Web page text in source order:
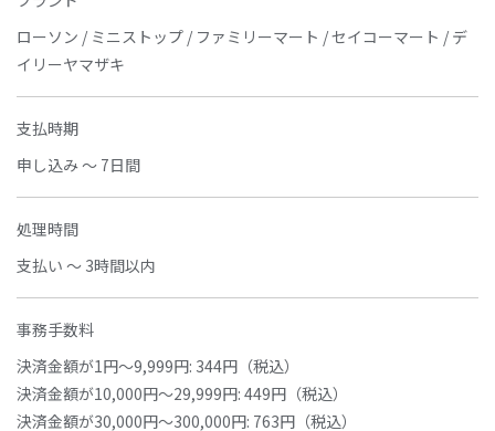
ローソン / ミニストップ / ファミリーマート / セイコーマート / デ
イリーヤマザキ
支払時期
申し込み ～ 7日間
処理時間
支払い ～ 3時間以内
事務手数料
決済金額が1円～9,999円: 344円（税込）
決済金額が10,000円～29,999円: 449円（税込）
決済金額が30,000円～300,000円: 763円（税込）